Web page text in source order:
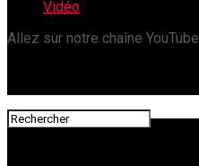
Vidéo
Allez sur notre chaîne YouTube